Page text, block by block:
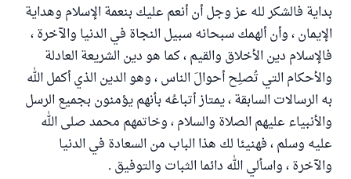
بداية فالشكر لله عز وجل أن أنعم عليك بنعمة الإسلام وهداية
الإيمان ، وأن ألهمك سبحانه سبيل النجاة في الدنيا والآخرة ،
فالإسلام دين الأخلاق والقيم ، كما هو دين الشريعة العادلة
والأحكام التي تُصلِح أحوالَ الناس ، وهو الدين الذي أكمل الله
به الرسالات السابقة ، يمتاز أتباعُه بأنهم يؤمنون بجميع الرسل
والأنبياء عليهم الصلاة والسلام ، وخاتمهم محمد صلى الله
عليه وسلم ، فهنيئا لك هذا الباب من السعادة في الدنيا
والآخرة ، واسألي الله دائما الثبات والتوفيق .